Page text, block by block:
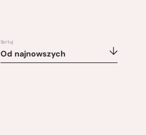
Sortuj
Od najnowszych